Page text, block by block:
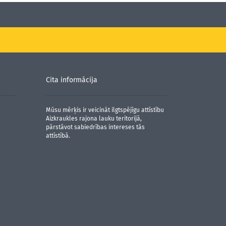
Cita informācija
Mūsu mērķis ir veicināt ilgtspējīgu attīstību
Aizkraukles rajona lauku teritorijā,
pārstāvot sabiedrības intereses tās
attīstībā.